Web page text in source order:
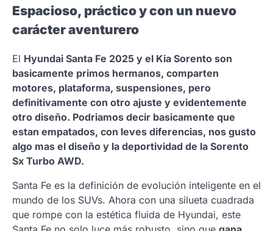
Espacioso, práctico y con un nuevo
carácter aventurero
El Hyundai Santa Fe 2025 y el Kia Sorento son
basicamente primos hermanos, comparten
motores, plataforma, suspensiones, pero
definitivamente con otro ajuste y evidentemente
otro diseño. Podriamos decir basicamente que
estan empatados, con leves diferencias, nos gusto
algo mas el diseño y la deportividad de la Sorento
Sx Turbo AWD.
Santa Fe es la definición de evolución inteligente en el
mundo de los SUVs. Ahora con una silueta cuadrada
que rompe con la estética fluida de Hyundai, este